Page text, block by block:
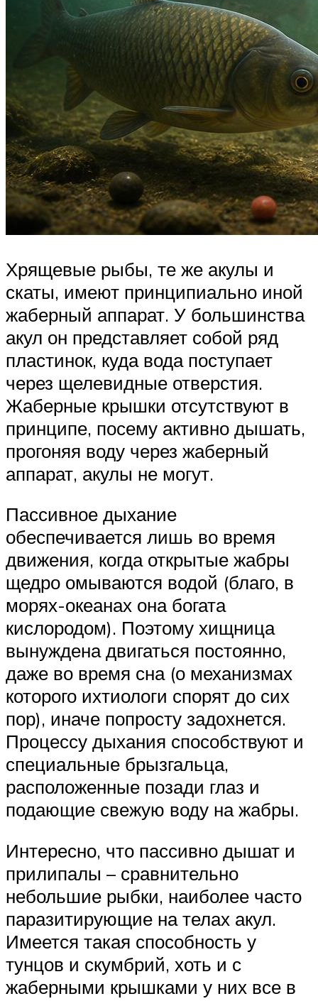
Хрящевые рыбы, те же акулы и
скаты, имеют принципиально иной
жаберный аппарат. У большинства
акул он представляет собой ряд
пластинок, куда вода поступает
через щелевидные отверстия.
Жаберные крышки отсутствуют в
принципе, посему активно дышать,
прогоняя воду через жаберный
аппарат, акулы не могут.
Пассивное дыхание
обеспечивается лишь во время
движения, когда открытые жабры
щедро омываются водой (благо, в
морях-океанах она богата
кислородом). Поэтому хищница
вынуждена двигаться постоянно,
даже во время сна (о механизмах
которого ихтиологи спорят до сих
пор), иначе попросту задохнется.
Процессу дыхания способствуют и
специальные брызгальца,
расположенные позади глаз и
подающие свежую воду на жабры.
Интересно, что пассивно дышат и
прилипалы – сравнительно
небольшие рыбки, наиболее часто
паразитирующие на телах акул.
Имеется такая способность у
тунцов и скумбрий, хоть и с
жаберными крышками у них все в